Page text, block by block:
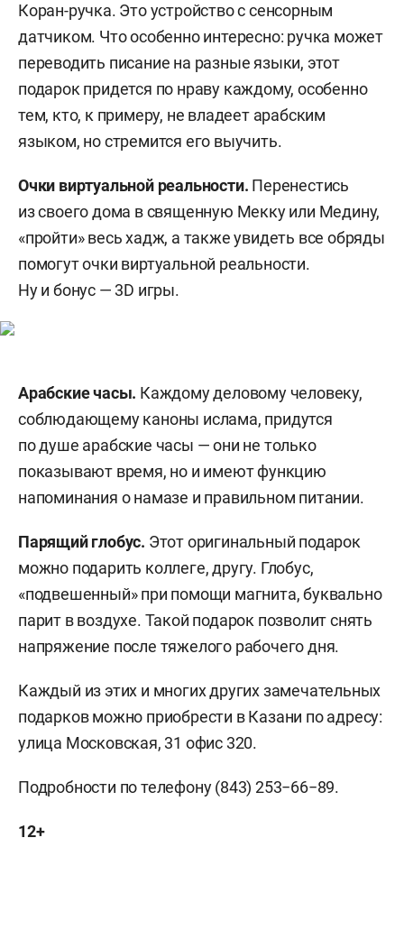
Коран-ручка. Это устройство с сенсорным
датчиком. Что особенно интересно: ручка может
переводить писание на разные языки, этот
подарок придется по нраву каждому, особенно
тем, кто, к примеру, не владеет арабским
языком, но стремится его выучить.
Очки виртуальной реальности. Перенестись
из своего дома в священную Мекку или Медину,
«пройти» весь хадж, а также увидеть все обряды
помогут очки виртуальной реальности.
Ну и бонус — 3D игры.
Арабские часы. Каждому деловому человеку,
соблюдающему каноны ислама, придутся
по душе арабские часы — они не только
показывают время, но и имеют функцию
напоминания о намазе и правильном питании.
Парящий глобус. Этот оригинальный подарок
можно подарить коллеге, другу. Глобус,
«подвешенный» при помощи магнита, буквально
парит в воздухе. Такой подарок позволит снять
напряжение после тяжелого рабочего дня.
Каждый из этих и многих других замечательных
подарков можно приобрести в Казани по адресу:
улица Московская, 31 офис 320.
Подробности по телефону (843) 253−66−89.
12+